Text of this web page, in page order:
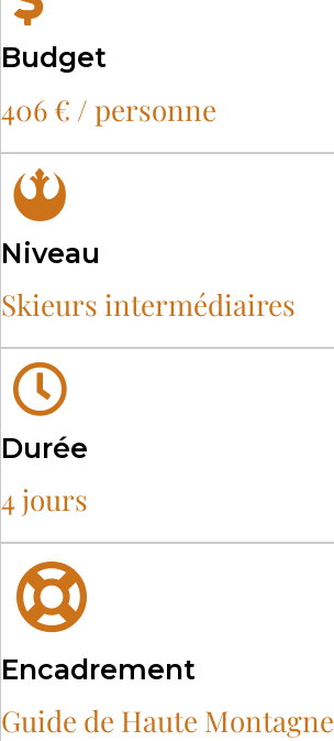
Budget
406 € / personne
Niveau
Skieurs intermédiaires
Durée
4 jours
Encadrement
Guide de Haute Montagne